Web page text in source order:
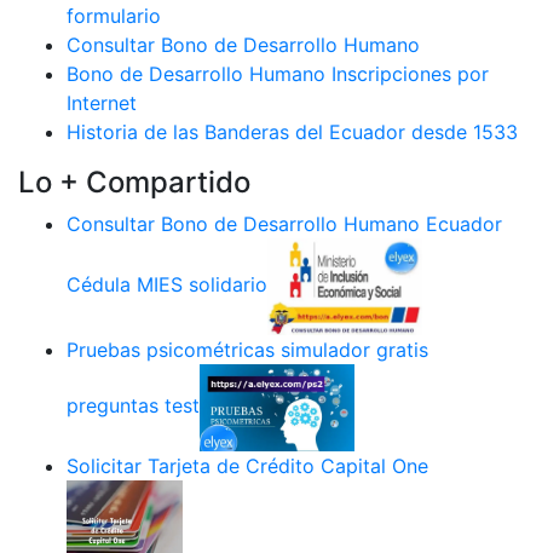
formulario
Consultar Bono de Desarrollo Humano
Bono de Desarrollo Humano Inscripciones por
Internet
Historia de las Banderas del Ecuador desde 1533
Lo + Compartido
Consultar Bono de Desarrollo Humano Ecuador
Cédula MIES solidario
Pruebas psicométricas simulador gratis
preguntas test
Solicitar Tarjeta de Crédito Capital One